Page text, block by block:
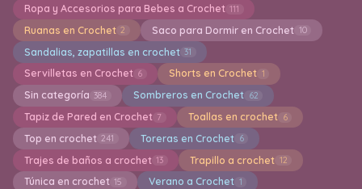
Ropa y Accesorios para Bebes a Crochet 111
Ruanas en Crochet 2 Saco para Dormir en Crochet 10
Sandalias, zapatillas en crochet 31
Servilletas en Crochet 6 Shorts en Crochet 1
Sin categoría 384 Sombreros en Crochet 62
Tapiz de Pared en Crochet 7 Toallas en crochet 6
Top en crochet 241 Toreras en Crochet 6
Trajes de baños a crochet 13 Trapillo a crochet 12
Túnica en crochet 15 Verano a Crochet 1